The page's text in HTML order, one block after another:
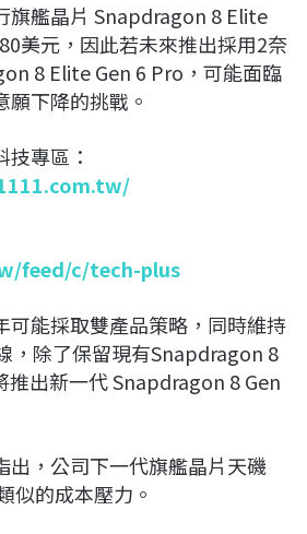
旗艦晶片 Snapdragon 8 Elite
美元，因此若未來推出採用2奈
8 Elite Gen 6 Pro，可能面臨
下降的挑戰。
專區：
feed/c/tech-plus
可能採取雙產品策略，同時維持
，除了保留現有Snapdragon 8
推出新一代 Snapdragon 8 Gen
出，公司下一代旗艦晶片天磯
似的成本壓力。